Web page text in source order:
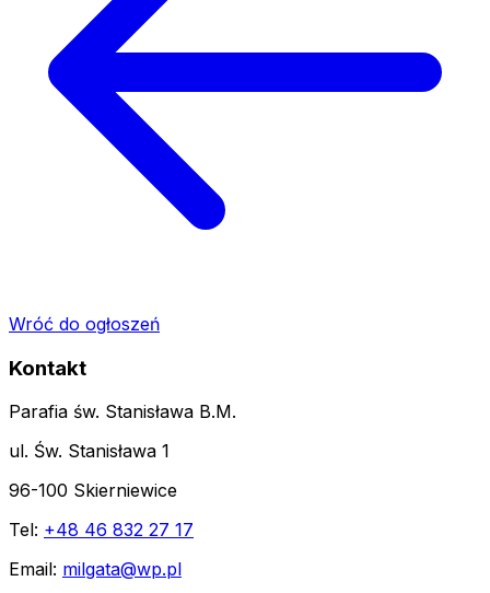
Wróć do ogłoszeń
Kontakt
Parafia św. Stanisława B.M.
ul. Św. Stanisława 1
96-100 Skierniewice
Tel: +48 46 832 27 17
Email: milgata@wp.pl